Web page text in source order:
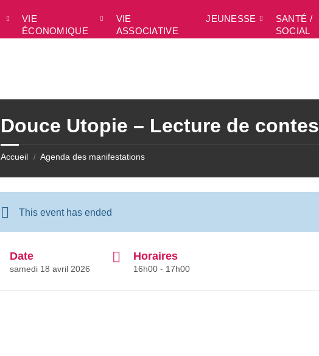
VIE
ÉCONOMIQUE
VIE
ASSOCIATIVE
JEUNESSE
SANTÉ /
SOCIAL
Douce Utopie – Lecture de contes
Accueil / Agenda des manifestations
This event has ended
Date
samedi 18 avril 2026
Horaires
16h00 - 17h00